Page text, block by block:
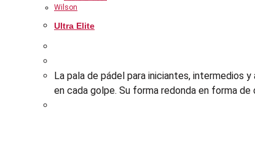
Wilson
Ultra Elite
La pala de pádel para iniciantes, intermedios
en cada golpe. Su forma redonda en forma